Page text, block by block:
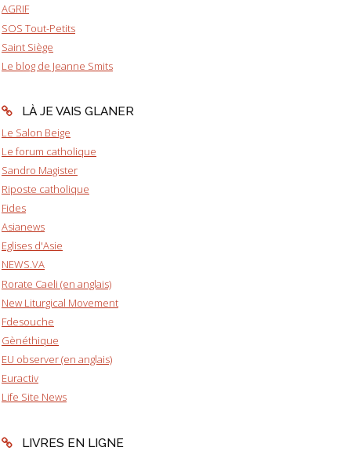
AGRIF
SOS Tout-Petits
Saint Siège
Le blog de Jeanne Smits
LÀ JE VAIS GLANER
Le Salon Beige
Le forum catholique
Sandro Magister
Riposte catholique
Fides
Asianews
Eglises d'Asie
NEWS.VA
Rorate Caeli (en anglais)
New Liturgical Movement
Fdesouche
Gènéthique
EU observer (en anglais)
Euractiv
Life Site News
LIVRES EN LIGNE